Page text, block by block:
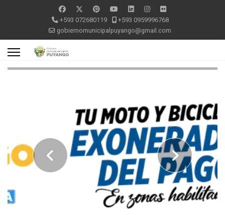
+593 072680119
+593 0959996768
gobiernomunicipalpuyango@gmail.com